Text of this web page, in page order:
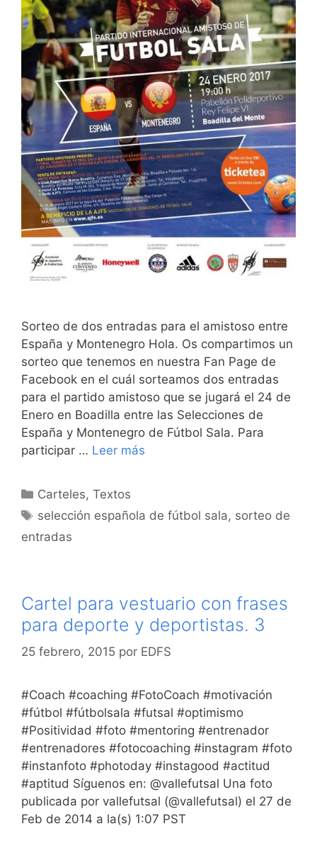
Sorteo de dos entradas para el amistoso entre
España y Montenegro Hola. Os compartimos un
sorteo que tenemos en nuestra Fan Page de
Facebook en el cuál sorteamos dos entradas
para el partido amistoso que se jugará el 24 de
Enero en Boadilla entre las Selecciones de
España y Montenegro de Fútbol Sala. Para
participar … Leer más
Categorías
Carteles,Textos
Etiquetas
selección española de fútbol sala, sorteo de
entradas
Cartel para vestuario con frases
para deporte y deportistas. 3
25 febrero, 2015 por EDFS
#Coach #coaching #FotoCoach #motivación
#fútbol #fútbolsala #futsal #optimismo
#Positividad #foto #mentoring #entrenador
#entrenadores #fotocoaching #instagram #foto
#instanfoto #photoday #instagood #actitud
#aptitud Síguenos en: @vallefutsal Una foto
publicada por vallefutsal (@vallefutsal) el 27 de
Feb de 2014 a la(s) 1:07 PST